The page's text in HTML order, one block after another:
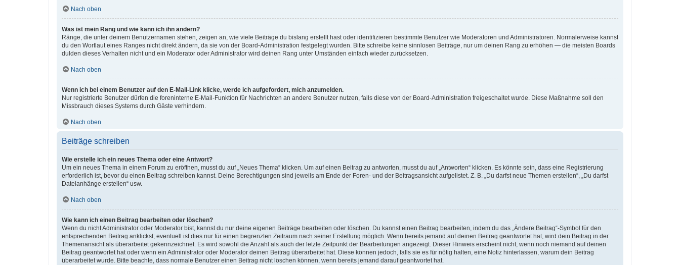
Nach oben
Was ist mein Rang und wie kann ich ihn ändern?
Ränge, die unter deinem Benutzernamen stehen, zeigen an, wie viele Beiträge du bislang erstellt hast oder identifizieren bestimmte Benutzer wie Moderatoren und Administratoren. Normalerweise kannst
du den Wortlaut eines Ranges nicht direkt ändern, da sie von der Board-Administration festgelegt wurden. Bitte schreibe keine sinnlosen Beiträge, nur um deinen Rang zu erhöhen — die meisten Boards
dulden dieses Verhalten nicht und ein Moderator oder Administrator wird deinen Rang unter Umständen einfach wieder zurücksetzen.
Nach oben
Wenn ich bei einem Benutzer auf den E-Mail-Link klicke, werde ich aufgefordert, mich anzumelden.
Nur registrierte Benutzer dürfen die foreninterne E-Mail-Funktion für Nachrichten an andere Benutzer nutzen, falls diese von der Board-Administration freigeschaltet wurde. Diese Maßnahme soll den
Missbrauch dieses Systems durch Gäste verhindern.
Nach oben
Beiträge schreiben
Wie erstelle ich ein neues Thema oder eine Antwort?
Um ein neues Thema in einem Forum zu eröffnen, musst du auf „Neues Thema“ klicken. Um auf einen Beitrag zu antworten, musst du auf „Antworten“ klicken. Es könnte sein, dass eine Registrierung
erforderlich ist, bevor du einen Beitrag schreiben kannst. Deine Berechtigungen sind jeweils am Ende der Foren- und der Beitragsansicht aufgelistet. Z. B. „Du darfst neue Themen erstellen“, „Du darfst
Dateianhänge erstellen“ usw.
Nach oben
Wie kann ich einen Beitrag bearbeiten oder löschen?
Wenn du nicht Administrator oder Moderator bist, kannst du nur deine eigenen Beiträge bearbeiten oder löschen. Du kannst einen Beitrag bearbeiten, indem du das „Ändere Beitrag“-Symbol für den
entsprechenden Beitrag anklickst; eventuell ist dies nur für einen begrenzten Zeitraum nach seiner Erstellung möglich. Wenn bereits jemand auf deinen Beitrag geantwortet hat, wird dein Beitrag in der
Themenansicht als überarbeitet gekennzeichnet. Es wird sowohl die Anzahl als auch der letzte Zeitpunkt der Bearbeitungen angezeigt. Dieser Hinweis erscheint nicht, wenn noch niemand auf deinen
Beitrag geantwortet hat oder wenn ein Administrator oder Moderator deinen Beitrag überarbeitet hat. Diese können jedoch, falls sie es für nötig halten, eine Notiz hinterlassen, warum dein Beitrag
überarbeitet wurde. Bitte beachte, dass normale Benutzer einen Beitrag nicht löschen können, wenn bereits jemand darauf geantwortet hat.